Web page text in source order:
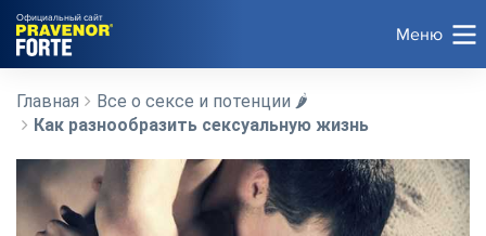
Официальный сайт
Меню
Главная
Все о сексе и потенции 🌶️
Как разнообразить сексуальную жизнь